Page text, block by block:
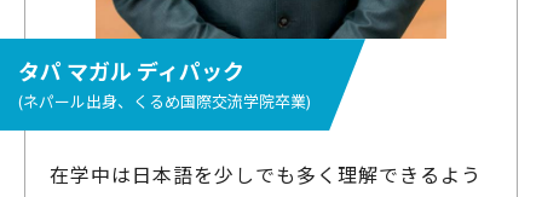
タパ マガル ディパック
(ネパール出身、くるめ国際交流学院卒業)
在学中は日本語を少しでも多く理解できるよう